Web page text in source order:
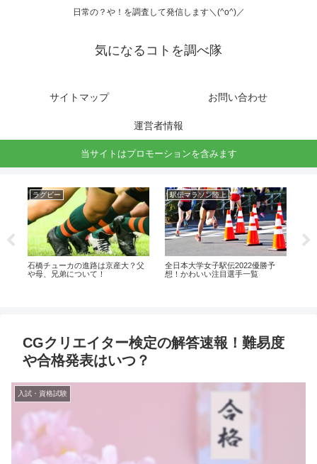
日常の？や！を調査して発信します＼(^o^)／
気になるコトを調べ隊
サイトマップ お問い合わせ
運営者情報
当サイトはプロモーションを含みます
ラグビー
石橋チューカの進路は京産大？父
や母、兄弟について！
駅伝マラソン陸上
全日本大学女子駅伝2022優勝予
想！かわいい注目選手一覧
CGクリエイター検定の解答速報！難易度
や合格発表はいつ？
入試・資格試験